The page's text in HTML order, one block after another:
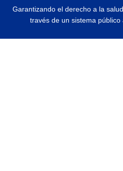
Garantizando el derecho a la
través de un sistema público